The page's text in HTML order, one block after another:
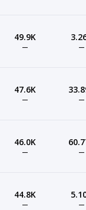
49.9K
— —
47.6K
— —
46.0K
— —
44.8K
— —